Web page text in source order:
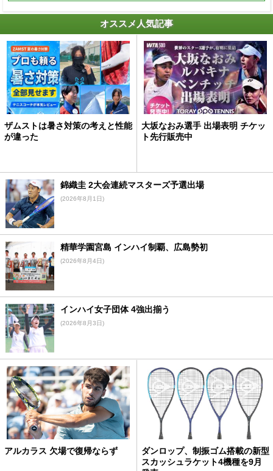
オススメ人気記事
ザムストは暑さ対策の考えと性能
が違った
大坂なおみ選手 出場表明 チケッ
ト先行販売中
錦織圭 2大会連続マスターズ予選出場
(2026年8月1日)
精華学園宮島 インハイ制覇、広島勢初
(2026年8月4日)
インハイ女子団体 4強出揃う
(2026年8月3日)
アルカラス 欠場で復帰ならず
ダンロップ、制振ゴム搭載の新型
スカッシュラケット4機種を9月